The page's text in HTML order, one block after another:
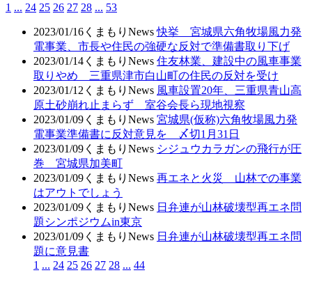
1 ... 24 25 26 27 28 ... 53
2023/01/16 くまもりNews 快挙 宮城県六角牧場風力発
電事業、市長や住民の強硬な反対で準備書取り下げ
2023/01/14 くまもりNews 住友林業、建設中の風車事業
取りやめ 三重県津市白山町の住民の反対を受け
2023/01/12 くまもりNews 風車設置20年、三重県青山高
原土砂崩れ止まらず 室谷会長ら現地視察
2023/01/09 くまもりNews 宮城県(仮称)六角牧場風力発
電事業準備書に反対意見を 〆切1月31日
2023/01/09 くまもりNews シジュウカラガンの飛行が圧
巻 宮城県加美町
2023/01/09 くまもりNews 再エネと火災 山林での事業
はアウトでしょう
2023/01/09 くまもりNews 日弁連が山林破壊型再エネ問
題シンポジウムin東京
2023/01/09 くまもりNews 日弁連が山林破壊型再エネ問
題に意見書
1 ... 24 25 26 27 28 ... 44